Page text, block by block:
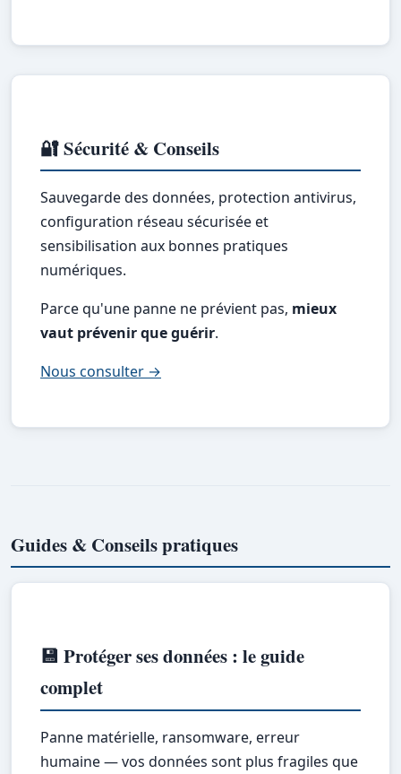
🔐 Sécurité & Conseils
Sauvegarde des données, protection antivirus,
configuration réseau sécurisée et
sensibilisation aux bonnes pratiques
numériques.
Parce qu'une panne ne prévient pas, mieux
vaut prévenir que guérir.
Nous consulter →
Guides & Conseils pratiques
💾 Protéger ses données : le guide
complet
Panne matérielle, ransomware, erreur
humaine — vos données sont plus fragiles que